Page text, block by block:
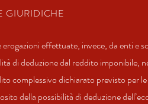
GIURIDICHE
effettuate, invece, da enti e
di deduzione dal reddito imponibile,
complessivo dichiarato previsto per
della possibilità di deduzione